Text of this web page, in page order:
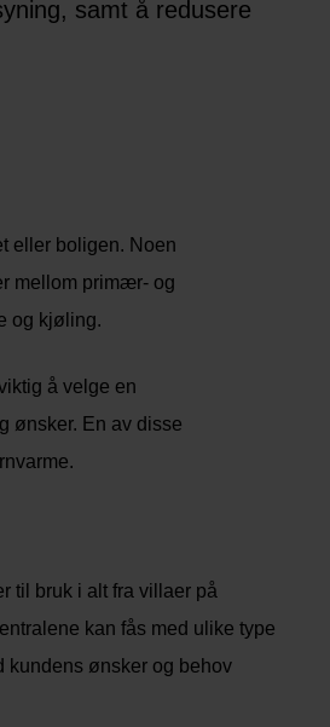
samt å redusere
eller boligen. Noen
mellom primær- og
og kjøling.
å velge en
ønsker. En av disse
til bruk i alt fra villaer på
kan fås med ulike type
kundens ønsker og behov